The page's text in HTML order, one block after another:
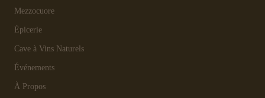
Mezzocuore
Épicerie
Cave à Vins Naturels
Événements
À Propos